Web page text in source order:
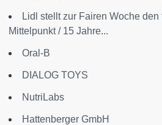
Lidl stellt zur Fairen Woche
Mittelpunkt / 15 Jahre...
Oral-B
DIALOG TOYS
NutriLabs
Hattenberger GmbH